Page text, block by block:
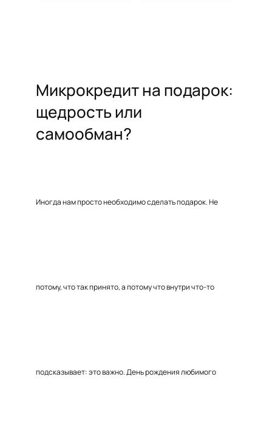
Микрокредит на подарок:
щедрость или
самообман?
Иногда нам просто необходимо сделать подарок. Не
потому, что так принято, а потому что внутри что-то
подсказывает: это важно. День рождения любимого